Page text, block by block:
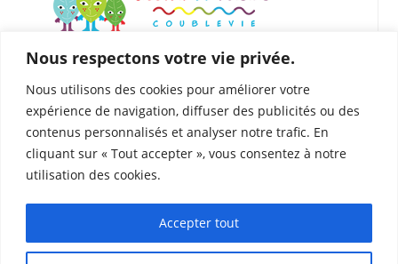
Nous respectons votre vie privée.
Nous utilisons des cookies pour améliorer votre
expérience de navigation, diffuser des publicités ou des
contenus personnalisés et analyser notre trafic. En
cliquant sur « Tout accepter », vous consentez à notre
utilisation des cookies.
Accepter tout
LÉO LAGRANGE CENTRE EST
112 Rue du Presbytère, 38500 Coublevie
04.76.05.04.25
06. 75.81.90.49
coublevie@leolagrange.org